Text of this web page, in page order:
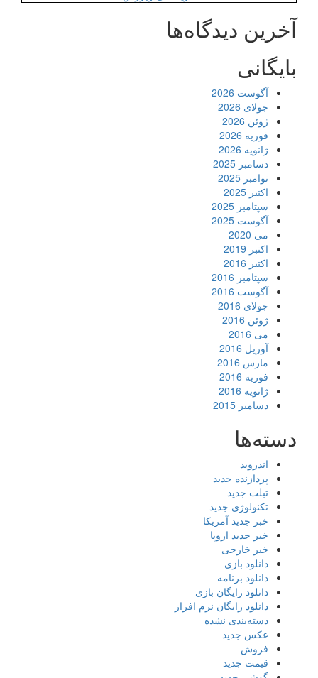
آخرین دیدگاه‌ها
بایگانی
آگوست 2026
جولای 2026
ژوئن 2026
فوریه 2026
ژانویه 2026
دسامبر 2025
نوامبر 2025
اکتبر 2025
سپتامبر 2025
آگوست 2025
می 2020
اکتبر 2019
اکتبر 2016
سپتامبر 2016
آگوست 2016
جولای 2016
ژوئن 2016
می 2016
آوریل 2016
مارس 2016
فوریه 2016
ژانویه 2016
دسامبر 2015
دسته‌ها
اندروید
پردازنده جدید
تبلت جدید
تکنولوژی جدید
خبر جدید آمریکا
خبر جدید اروپا
خبر خارجی
دانلود بازی
دانلود برنامه
دانلود رایگان بازی
دانلود رایگان نرم افراز
دسته‌بندی نشده
عکس جدید
فروش
قیمت جدید